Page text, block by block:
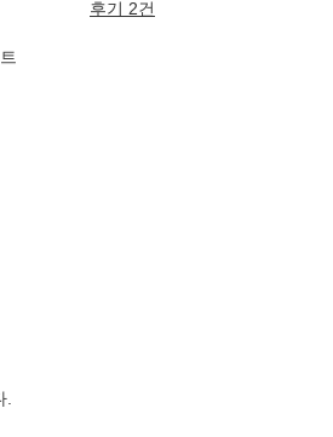
후기 2건